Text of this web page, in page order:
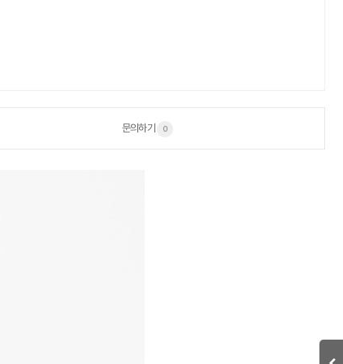
문의하기 0